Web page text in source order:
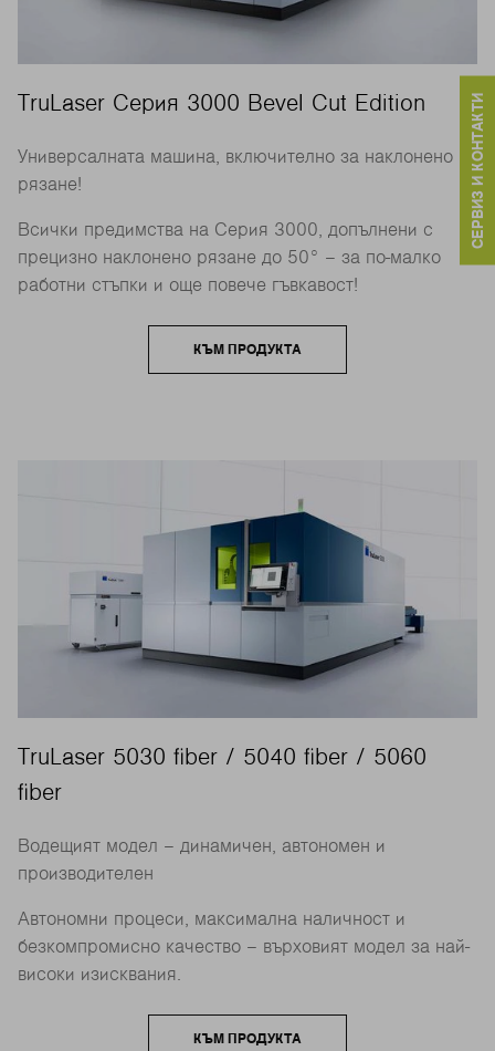
TruLaser Серия 3000 Bevel Cut Edition
Универсалната машина, включително за наклонено
рязане!
Всички предимства на Серия 3000, допълнени с
прецизно наклонено рязане до 50° – за по-малко
работни стъпки и още повече гъвкавост!
КЪМ ПРОДУКТА
TruLaser 5030 fiber / 5040 fiber / 5060
fiber
Водещият модел – динамичен, автономен и
производителен
Автономни процеси, максимална наличност и
безкомпромисно качество – върховият модел за най-
високи изисквания.
КЪМ ПРОДУКТА
СЕРВИЗ И КОНТАКТИ